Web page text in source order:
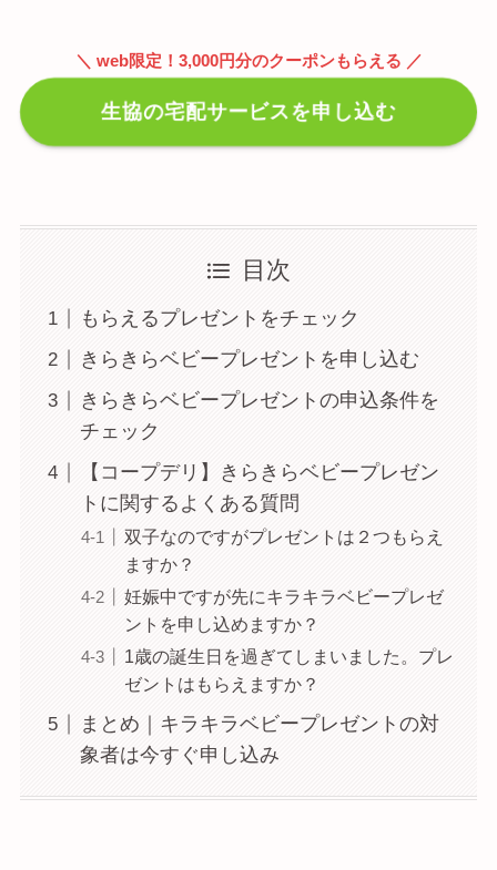
＼ web限定！3,000円分のクーポンもらえる ／
生協の宅配サービスを申し込む
目次
もらえるプレゼントをチェック
きらきらベビープレゼントを申し込む
きらきらベビープレゼントの申込条件を
チェック
【コープデリ】きらきらベビープレゼン
トに関するよくある質問
双子なのですがプレゼントは２つもらえ
ますか？
妊娠中ですが先にキラキラベビープレゼ
ントを申し込めますか？
1歳の誕生日を過ぎてしまいました。プレ
ゼントはもらえますか？
まとめ｜キラキラベビープレゼントの対
象者は今すぐ申し込み